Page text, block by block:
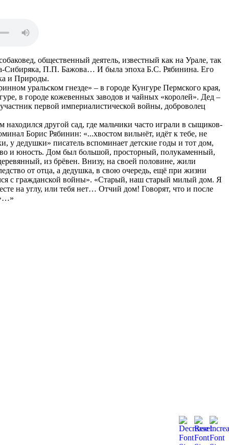
общественный деятель, известный как на Урале, так
Сибиряка, П.П. Бажова… И была эпоха Б.С. Рябинина. Его
и Природы.
уральском гнезде» – в городе Кунгуре Пермского края,
в городе кожевенных заводов и чайных «королей». Дед –
первой империалистической войны, доброволец
другой сад, где мальчики часто играли в сыщиков-
Борис Рябинин: «...хвостом вильнёт, идёт к тебе, не
у дедушки» писатель вспоминает детские годы и тот дом,
и юность. Дом был большой, просторный, полукаменный,
из брёвен. Внизу, на своей половине, жили
от отца, а дедушка, в свою очередь, ещё при жизни
с гражданской войны». «Старый, наш старый милый дом. Я
на углу, или тебя нет… Отчий дом! Говорят, что и после